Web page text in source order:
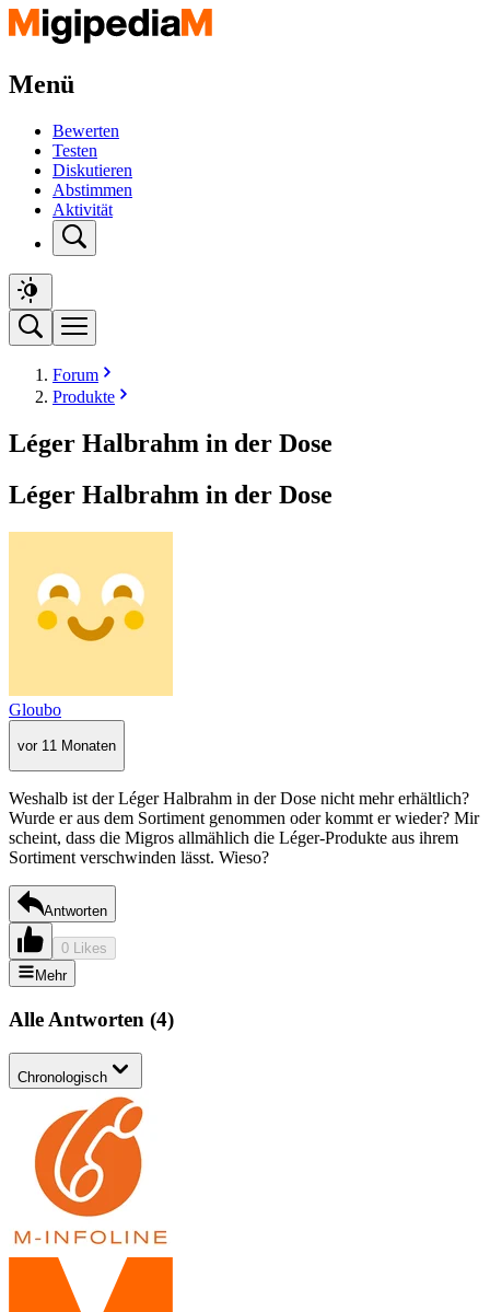
Menü
Bewerten
Testen
Diskutieren
Abstimmen
Aktivität
Forum
Produkte
Léger Halbrahm in der Dose
Léger Halbrahm in der Dose
Gloubo
vor 11 Monaten
Weshalb ist der Léger Halbrahm in der Dose nicht mehr erhältlich?
Wurde er aus dem Sortiment genommen oder kommt er wieder? Mir
scheint, dass die Migros allmählich die Léger-Produkte aus ihrem
Sortiment verschwinden lässt. Wieso?
Antworten
0 Likes
Mehr
Alle Antworten (4)
Chronologisch